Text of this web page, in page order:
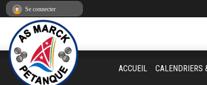
ACCUEIL CALENDRIERS
Se connecter
Panneau de gestion des cookies